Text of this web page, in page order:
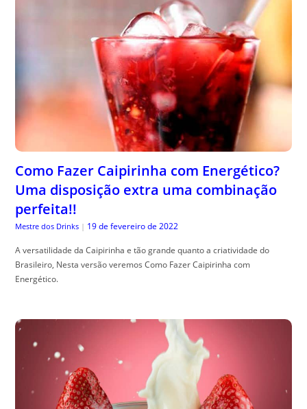
Como Fazer Caipirinha com Energético?
Uma disposição extra uma combinação
perfeita!!
Mestre dos Drinks | 19 de fevereiro de 2022
A versatilidade da Caipirinha e tão grande quanto a criatividade do
Brasileiro, Nesta versão veremos Como Fazer Caipirinha com
Energético.